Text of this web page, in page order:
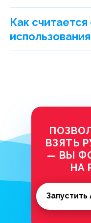
Как
ВЗЯТЬ
— ВЫ
НА
Запустить